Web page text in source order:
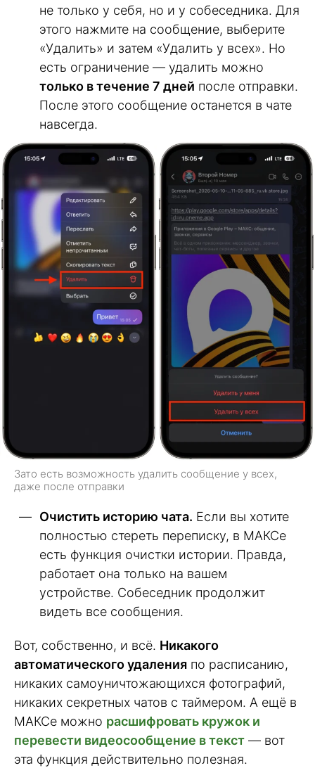
не только у себя, но и у собеседника. Для
этого нажмите на сообщение, выберите
«Удалить» и затем «Удалить у всех». Но
есть ограничение — удалить можно
только в течение 7 дней после отправки.
После этого сообщение останется в чате
навсегда.
Зато есть возможность удалить сообщение у всех,
даже после отправки
Очистить историю чата. Если вы хотите
полностью стереть переписку, в МАКСе
есть функция очистки истории. Правда,
работает она только на вашем
устройстве. Собеседник продолжит
видеть все сообщения.
Вот, собственно, и всё. Никакого
автоматического удаления по расписанию,
никаких самоуничтожающихся фотографий,
никаких секретных чатов с таймером. А ещё в
МАКСе можно расшифровать кружок и
перевести видеосообщение в текст — вот
эта функция действительно полезная.